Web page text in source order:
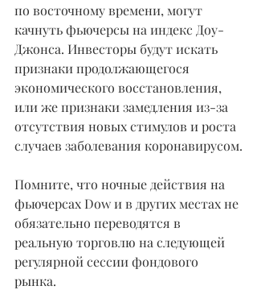
по восточному времени, могут
качнуть фьючерсы на индекс Доу-
Джонса. Инвесторы будут искать
признаки продолжающегося
экономического восстановления,
или же признаки замедления из-за
отсутствия новых стимулов и роста
случаев заболевания коронавирусом.
Помните, что ночные действия на
фьючерсах Dow и в других местах не
обязательно переводятся в
реальную торговлю на следующей
регулярной сессии фондового
рынка.